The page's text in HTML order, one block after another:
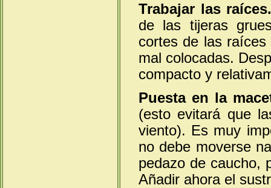
Trabajar las
de las tijeras
cortes de las
mal colocadas.
compacto y
Puesta en la
(esto evitará que
viento). Es muy
no debe moverse
pedazo de caucho,
Añadir ahora el